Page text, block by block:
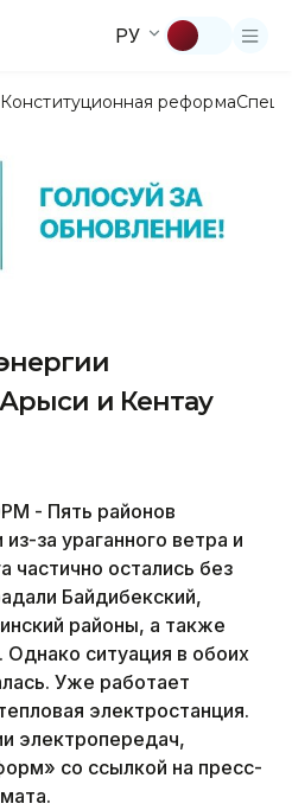
РУ
Конституционная реформа
и Кентау
- Пять районов
за ураганного ветра и
частично остались без
Байдибекский,
районы, а также
ситуация в обоих
Уже работает
электростанция.
электропередач,
со ссылкой на пресс-